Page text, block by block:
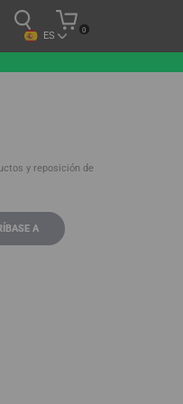
0
ES
y reposición de